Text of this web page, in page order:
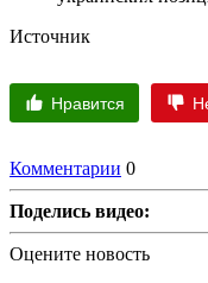
Источник
Нравится
Комментарии 0
Поделись видео:
Оцените новость